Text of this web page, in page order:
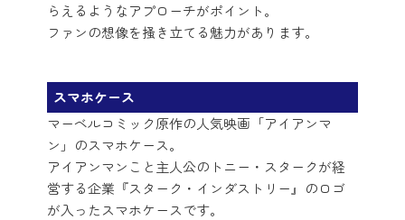
らえるようなアプローチがポイント。
ファンの想像を掻き立てる魅力があります。
スマホケース
マーベルコミック原作の人気映画「アイアンマ
ン」のスマホケース。
アイアンマンこと主人公のトニー・スタークが経
営する企業『スターク・インダストリー』のロゴ
が入ったスマホケースです。